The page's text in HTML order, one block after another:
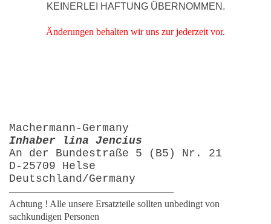
KEINERLEI HAFTUNG ÜBERNOMMEN.
Änderungen behalten wir uns zur jederzeit vor.
Machermann-Germany
Inhaber lina Jencius
An der Bundestraße 5 (B5) Nr. 21
D-25709 Helse
Deutschland/Germany
—————————————————
Achtung ! Alle unsere Ersatzteile sollten unbedingt von
sachkundigen Personen